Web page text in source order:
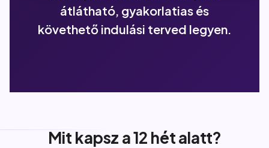
átlátható, gyakorlatias és
követhető indulási terved legyen.
Mit kapsz a 12 hét alatt?